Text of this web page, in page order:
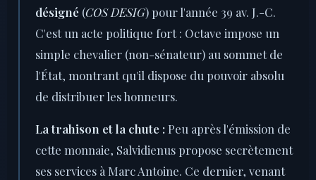
désigné (COS DESIG) pour l'année 39 av. J.-C.
C'est un acte politique fort : Octave impose un
simple chevalier (non-sénateur) au sommet de
l'État, montrant qu'il dispose du pouvoir absolu
de distribuer les honneurs.
La trahison et la chute : Peu après l'émission de
cette monnaie, Salvidienus propose secrètement
ses services à Marc Antoine. Ce dernier, venant